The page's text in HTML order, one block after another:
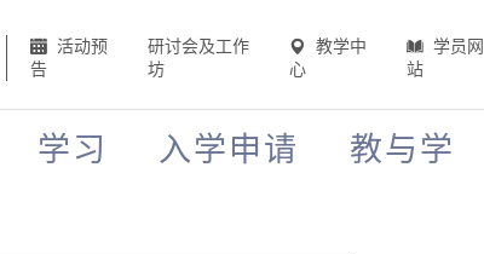
活动预
告
研讨会及工作
坊
教学中
心
学员网
站
学习 入学申请 教与学